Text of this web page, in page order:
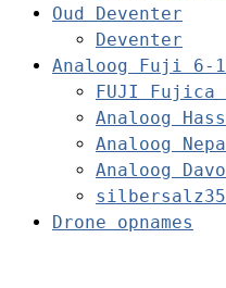
Oud Deventer
Deventer
Analoog Fuji 6-
FUJI Fujica
Analoog
Analoog
Analoog
Drone opnames